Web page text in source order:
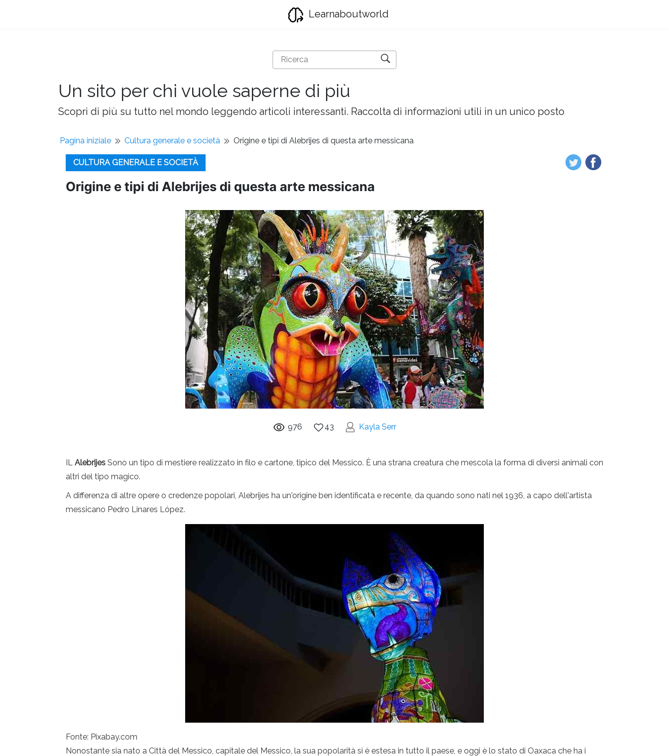
Learnaboutworld
Un sito per chi vuole saperne di più
Scopri di più su tutto nel mondo leggendo articoli interessanti. Raccolta di informazioni utili in un unico posto
Pagina iniziale Cultura generale e società Origine e tipi di Alebrijes di questa arte messicana
CULTURA GENERALE E SOCIETÀ
Origine e tipi di Alebrijes di questa arte messicana
976 43 Kayla Serr
IL Alebrijes Sono un tipo di mestiere realizzato in filo e cartone, tipico del Messico. È una strana creatura che mescola la forma di diversi animali con
altri del tipo magico.
A differenza di altre opere o credenze popolari, Alebrijes ha un'origine ben identificata e recente, da quando sono nati nel 1936, a capo dell'artista
messicano Pedro Linares López.
Fonte: Pixabay.com
Nonostante sia nato a Città del Messico, capitale del Messico, la sua popolarità si è estesa in tutto il paese, e oggi è lo stato di Oaxaca che ha i